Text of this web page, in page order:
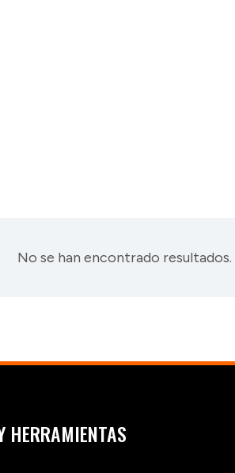
No se han encontrado resultados.
HERRAMIENTAS